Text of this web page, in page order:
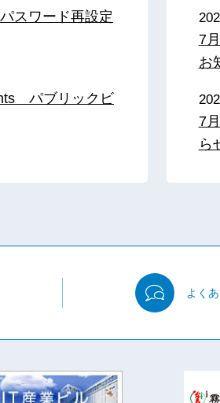
スワード再設定
パブリックビ
7
お
7
ら
よく